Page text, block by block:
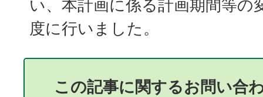
い、本計画に係る計画期間等の
度に行いました。
この記事に関するお問い合